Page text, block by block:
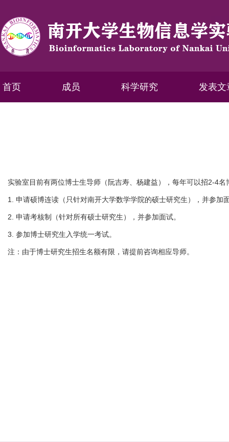
首页 成员 科学研究 发表文
实验室目前有两位博士生导师（阮吉寿、杨建益），每年可以招2-4
1. 申请硕博连读（只针对南开大学数学学院的硕士研究生），并参加
2. 申请考核制（针对所有硕士研究生），并参加面试。
3. 参加博士研究生入学统一考试。
注：由于博士研究生招生名额有限，请提前咨询相应导师。